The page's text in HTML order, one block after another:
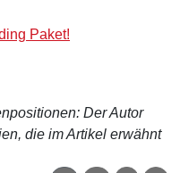
Paket!
Der Autor
die im Artikel erwähnt